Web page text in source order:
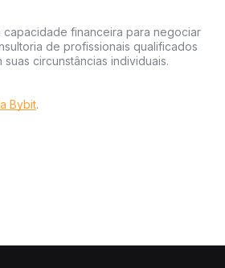
capacidade financeira para negociar
de profissionais qualificados
circunstâncias individuais.
Bybit.